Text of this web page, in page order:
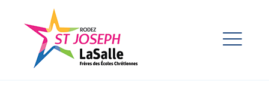
contentEnsemble Scolaire St Joseph
La Salle Rodez